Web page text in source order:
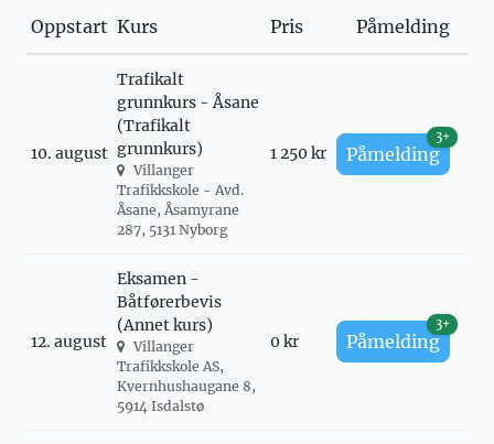
Oppstart Kurs Pris Påmelding
10. august
Trafikalt
grunnkurs - Åsane
(Trafikalt
grunnkurs)
Villanger
Trafikkskole - Avd.
Åsane, Åsamyrane
287, 5131 Nyborg
1 250 kr Påmelding
3+
12. august
Eksamen -
Båtførerbevis
(Annet kurs)
Villanger
Trafikkskole AS,
Kvernhushaugane 8,
5914 Isdalstø
0 kr Påmelding
3+